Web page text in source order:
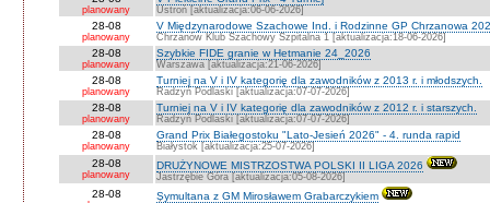
planowany Ustroń [aktualizacja:06-06-2026]
28-08
planowany
V Międzynarodowe Szachowe Ind. i Rodzinne GP Chrzanowa
Chrzanów Klub Szachowy Szpitalna 1 [aktualizacja:18-06-2026]
28-08
planowany
Szybkie FIDE granie w Hetmanie 24_2026
Warszawa [aktualizacja:21-06-2026]
28-08
planowany
Turniej na V i IV kategorię dla zawodników z 2013 r. i młodszych.
Radzyń Podlaski [aktualizacja:07-07-2026]
28-08
planowany
Turniej na V i IV kategorię dla zawodników z 2012 r. i starszych.
Radzyń Podlaski [aktualizacja:07-07-2026]
28-08
planowany
Grand Prix Białegostoku "Lato-Jesień 2026" - 4. runda rapid
Białystok [aktualizacja:25-07-2026]
28-08
planowany
DRUŻYNOWE MISTRZOSTWA POLSKI II LIGA 2026
Jastrzębie Góra [aktualizacja:05-08-2026]
28-08 Symultana z GM Mirosławem Grabarczykiem